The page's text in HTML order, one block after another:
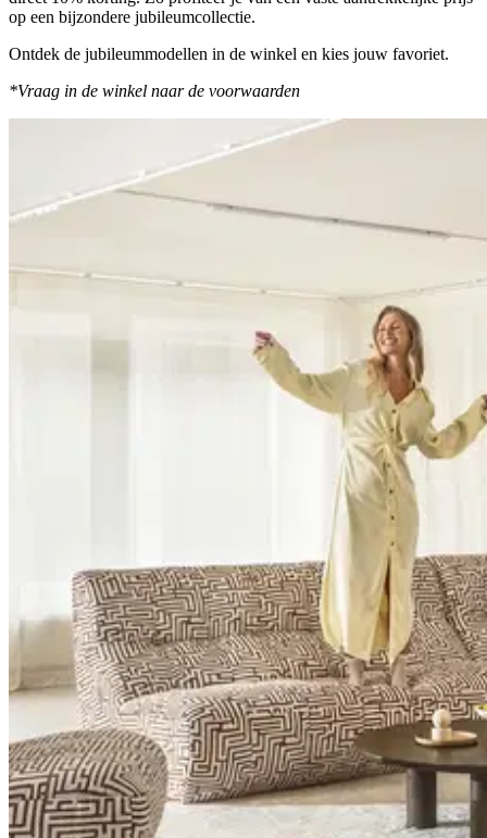
op een bijzondere jubileumcollectie.
Ontdek de jubileummodellen in de winkel en kies jouw favoriet.
*Vraag in de winkel naar de voorwaarden